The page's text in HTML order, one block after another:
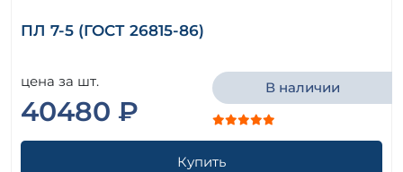
ПЛ 7-5 (ГОСТ 26815-86)
цена за шт.
40480 ₽
В наличии
Купить